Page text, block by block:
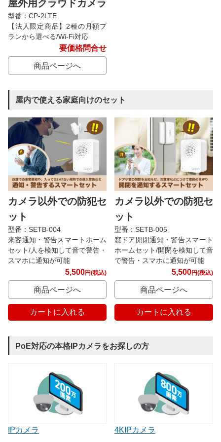
屋外用クラウドカメラ
型番：CP-2LTE
【法人限定商品】2種の月額プ
ランから選べる/Wi-Fi対応
要価格問合せ
商品ページへ
屋内で使える家庭向けのセット
カメラ以外での防犯セ
ット
型番：SETB-004
来客通知・警告スマートホーム
セット/人を検知して音で警告・
スマホに通知が可能
5,500円(税込)
商品ページへ
カートに入れる
カメラ以外での防犯セ
ット
型番：SETB-005
窓ドア開閉通知・警告スマート
ホームセット/開閉を検知して音
で警告・スマホに通知が可能
5,500円(税込)
商品ページへ
カートに入れる
PoE対応の本格IPカメラをお探しの方
IPカメラ 4KIPカメラ